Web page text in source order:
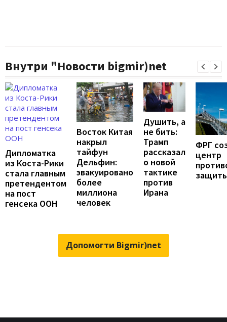
Внутри "Новости bigmir)net
Дипломатка
из Коста-Рики
стала главным
претендентом
на пост
генсека ООН
Восток Китая
накрыл
тайфун
Дельфин:
эвакуировано
более
миллиона
человек
Душить, а
не бить:
Трамп
рассказал
о новой
тактике
против
Ирана
ФРГ
центр
Допомогти Bigmir)net